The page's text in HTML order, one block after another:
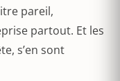
pareil,
partout. Et les
s’en sont